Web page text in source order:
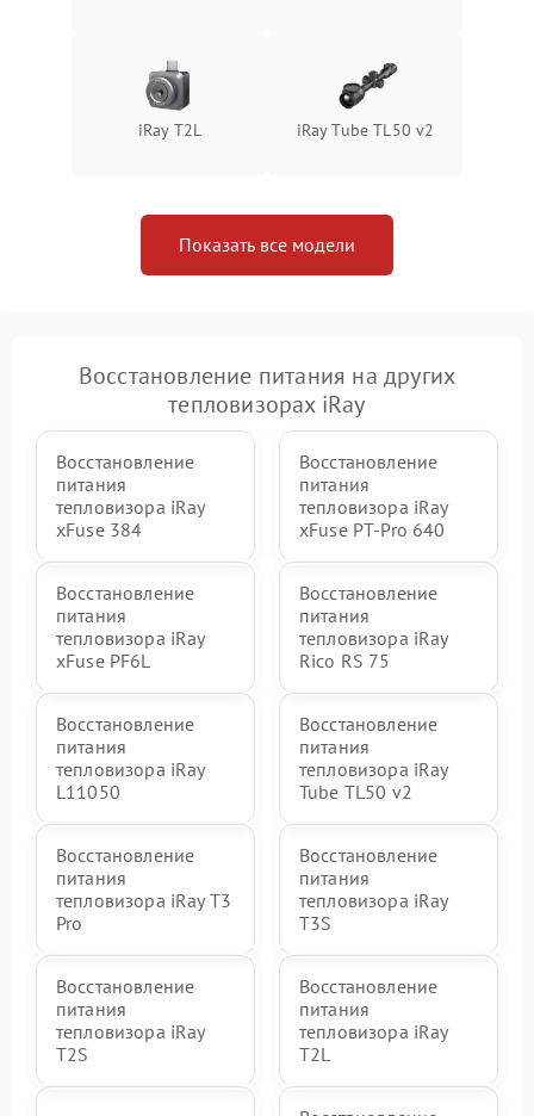
iRay T2L iRay Tube TL50 v2
Показать все модели
Восстановление питания на других
тепловизорах iRay
Восстановление
питания
тепловизора iRay
xFuse 384
Восстановление
питания
тепловизора iRay
xFuse PT-Pro 640
Восстановление
питания
тепловизора iRay
xFuse PF6L
Восстановление
питания
тепловизора iRay
Rico RS 75
Восстановление
питания
тепловизора iRay
L11050
Восстановление
питания
тепловизора iRay
Tube TL50 v2
Восстановление
питания
тепловизора iRay T3
Pro
Восстановление
питания
тепловизора iRay
T3S
Восстановление
питания
тепловизора iRay
T2S
Восстановление
питания
тепловизора iRay
T2L